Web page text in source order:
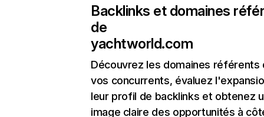
Backlinks et domaines
de
yachtworld.com
Découvrez les domaines référents
vos concurrents, évaluez
leur profil de backlinks et obtenez
image claire des opportunités à